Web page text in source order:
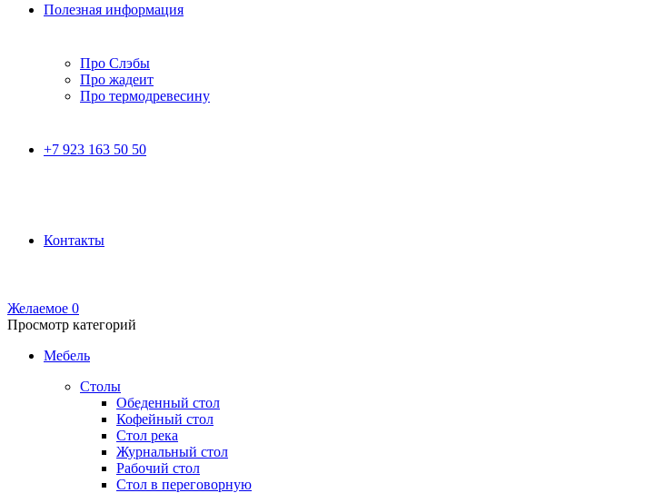
Полезная информация
Про Слэбы
Про жадеит
Про термодревесину
+7 923 163 50 50
Контакты
Желаемое 0
Просмотр категорий
Мебель
Столы
Обеденный стол
Кофейный стол
Стол река
Журнальный стол
Рабочий стол
Стол в переговорную